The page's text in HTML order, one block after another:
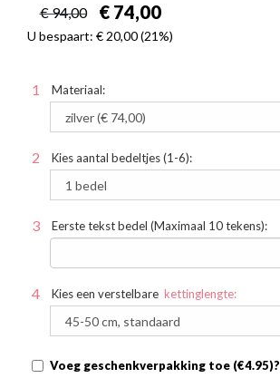
€ 94,00 € 74,00
U bespaart: € 20,00(21%)
Materiaal:
Kies aantal bedeltjes (1-6):
Eerste tekst bedel (Maximaal 10 tekens):
Kies een verstelbare kettinglengte:
Voeg geschenkverpakking toe (€4.95)?